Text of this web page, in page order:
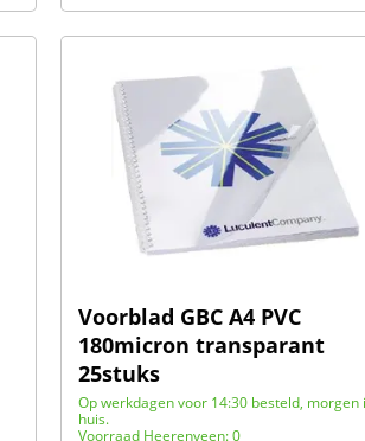
Voorblad GBC A4 PVC
180micron transparant
25stuks
Op werkdagen voor 14:30 besteld, morgen
huis.
Voorraad Heerenveen: 0